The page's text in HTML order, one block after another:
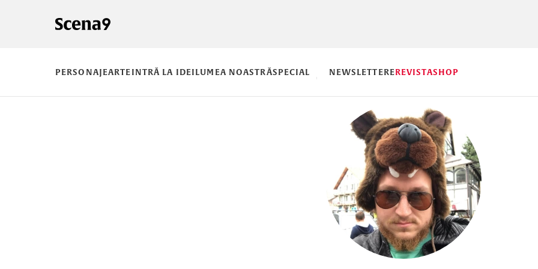
PERSONAJEARTEINTRĂ LA IDEILUMEA NOASTRĂSPECIAL NEWSLETTEREREVISTASHOP